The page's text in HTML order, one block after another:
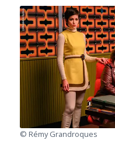
© Rémy Grandroques